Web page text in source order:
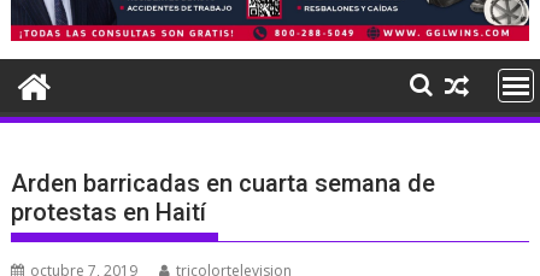
Arden barricadas en cuarta semana de
protestas en Haití
octubre 7, 2019 tricolortelevision